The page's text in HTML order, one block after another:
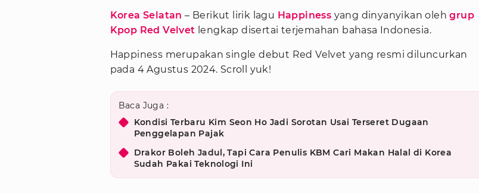
Korea Selatan – Berikut lirik lagu Happiness yang dinyanyikan olehgrup
Kpop Red Velvet lengkap disertai terjemahan bahasa Indonesia.
Happiness merupakan single debut Red Velvet yang resmi diluncurkan
pada 4 Agustus 2024. Scroll yuk!
Baca Juga :
Kondisi Terbaru Kim Seon Ho Jadi Sorotan Usai Terseret Dugaan
Penggelapan Pajak
Drakor Boleh Jadul, Tapi Cara Penulis KBM Cari Makan Halal di Korea
Sudah Pakai Teknologi Ini